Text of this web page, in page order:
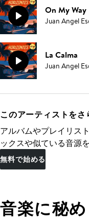
On My Way
La Calma
このアーティストをさ
アルバムやプレイリス
ックスや似ている音源
無料で始める
音楽に秘